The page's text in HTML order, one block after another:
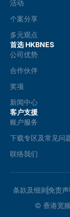
活动
个案分享
多元观点
首选 HKBNES
公司优势
合作伙伴
奖项
新闻中心
客户支援
账户服务
下载专区及常见问
联络我们
条款及细则 免责声
© 香港宽